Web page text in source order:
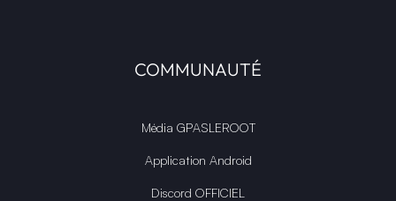
COMMUNAUTÉ
Média GPASLEROOT
Application Android
Discord OFFICIEL